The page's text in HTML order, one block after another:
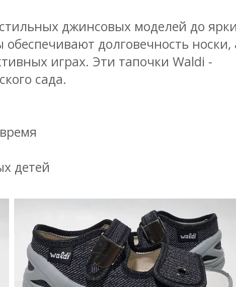
джинсовых моделей до
долговечность носки,
играх. Эти тапочки Waldi -
сада.
детей